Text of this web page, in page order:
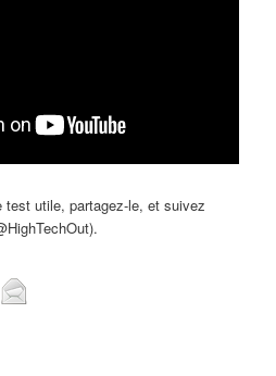
utile, partagez-le, et suivez